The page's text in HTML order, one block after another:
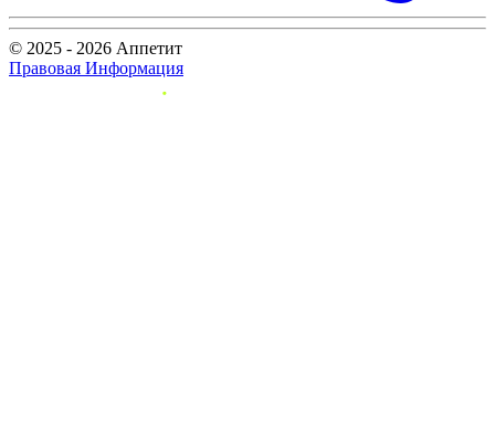
© 2025 - 2026 Аппетит
Правовая Информация